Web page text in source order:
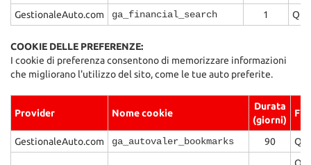
GestionaleAuto.com
ga_financial_search 1
COOKIE DELLE PREFERENZE:
I cookie di preferenza consentono di memorizzare informazioni
che migliorano l'utilizzo del sito, come le tue auto preferite.
Provider Nome cookie
Durata
(giorni)
GestionaleAuto.com ga_autovaler_bookmarks 90
Cookie analitici
Cookie di marketing
la
cookie
policy